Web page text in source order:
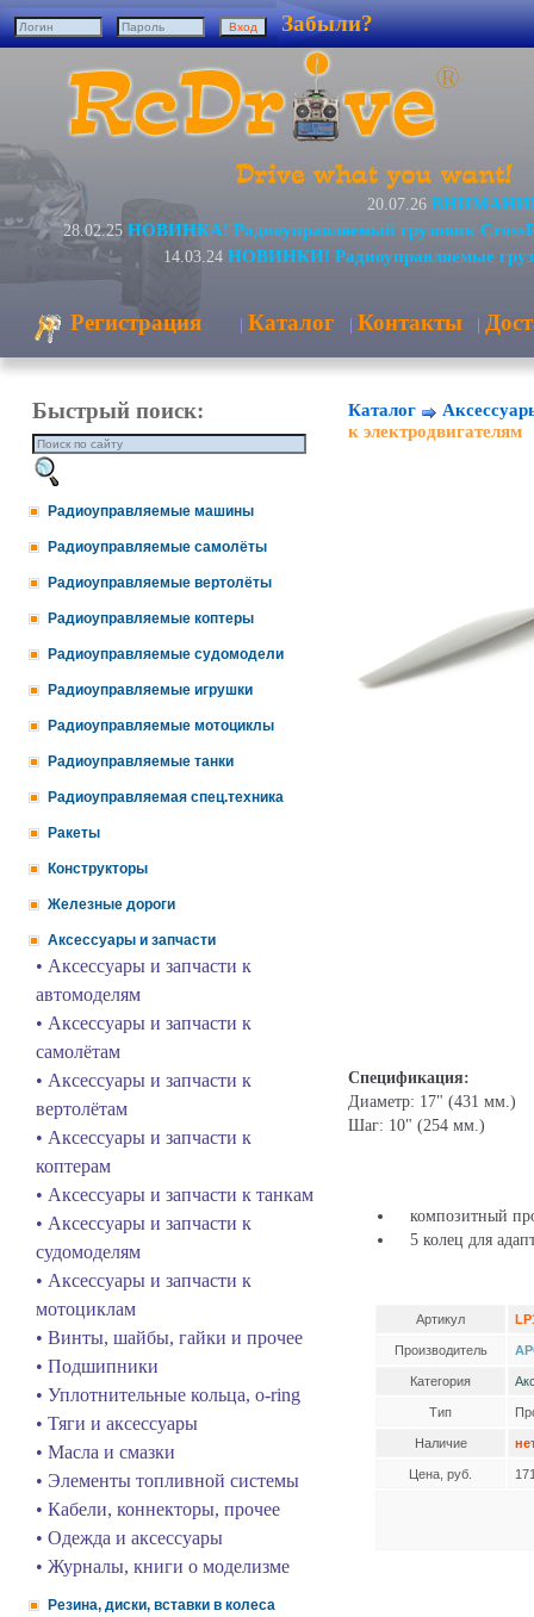
Забыли?
20.07.26 ВНИМАНИЕ!
28.02.25 НОВИНКА! Радиоуправляемый грузовик
14.03.24 НОВИНКИ! Радиоуправляемые
Регистрация | Каталог | Контакты |
Быстрый поиск:
Радиоуправляемые машины
Радиоуправляемые самолёты
Радиоуправляемые вертолёты
Радиоуправляемые коптеры
Радиоуправляемые судомодели
Радиоуправляемые игрушки
Радиоуправляемые мотоциклы
Радиоуправляемые танки
Радиоуправляемая спец.техника
Ракеты
Конструкторы
Железные дороги
Аксессуары и запчасти
• Аксессуары и запчасти к
автомоделям
• Аксессуары и запчасти к
самолётам
• Аксессуары и запчасти к
вертолётам
• Аксессуары и запчасти к
коптерам
• Аксессуары и запчасти к танкам
• Аксессуары и запчасти к
судомоделям
• Аксессуары и запчасти к
мотоциклам
• Винты, шайбы, гайки и прочее
• Подшипники
• Уплотнительные кольца, o-ring
• Тяги и аксессуары
• Масла и смазки
• Элементы топливной системы
• Кабели, коннекторы, прочее
• Одежда и аксессуары
• Журналы, книги о моделизме
Резина, диски, вставки в колеса
Каталог
к электродвигателям
Спецификация:
Диаметр: 17" (431 мм.)
Шаг: 10" (254 мм.)
композитный
5 колец для
Артикул
Производитель
Категория
Тип
Наличие
Цена, руб.